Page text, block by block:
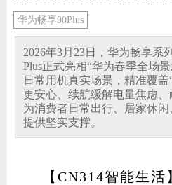
导购
图赏 游记
华为畅享90Plus
2026年3月23日，华为畅享系
Plus正式亮相“华为春季全场
日常用机真实场景，精准覆
更安心、续航缓解电量焦虑、
为消费者日常出行、居家休
提供坚实支撑。
【CN314智能生